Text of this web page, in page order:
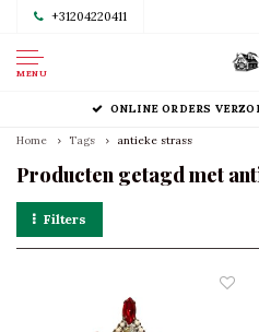
+31204220411
MENU
ONLINE ORDERS
Home Tags antieke strass
Producten getagd met
Filters